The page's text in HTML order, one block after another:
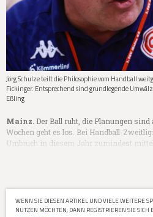
Jörg Schulze teilt die Philosophie vom Handball
Fickinger. Entsprechend sind grundlegende
Eßling
Mainz. Der Ball ruht, die Planungen
Wochen geht es los. Bei Handball-
Umbruch in diesem Jahr zumindest
WENN SIE DIESEN ARTIKEL UND VIELE WEITERE
NUTZEN MÖCHTEN, DANN REGISTRIEREN SIE SICH